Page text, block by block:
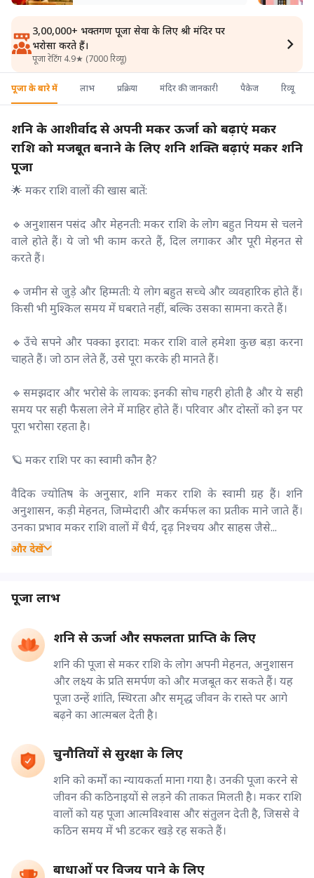
3,00,000+ भक्तगण पूजा सेवा के लिए श्री मंदिर पर
भरोसा करते हैं।
पूजा रेटिंग 4.9★ (7000 रिव्यू)
पूजा के बारे में लाभ प्रक्रिया मंदिर की जानकारी पैकेज रिव्यू
शनि के आशीर्वाद से अपनी मकर ऊर्जा को बढ़ाएं मकर
राशि को मजबूत बनाने के लिए शनि शक्ति बढ़ाएं मकर शनि
पूजा
🌟 मकर राशि वालों की खास बातें:
🔹अनुशासन पसंद और मेहनती: मकर राशि के लोग बहुत नियम से चलने
वाले होते हैं। ये जो भी काम करते हैं, दिल लगाकर और पूरी मेहनत से
करते हैं।
🔹जमीन से जुड़े और हिम्मती: ये लोग बहुत सच्चे और व्यवहारिक होते हैं।
किसी भी मुश्किल समय में घबराते नहीं, बल्कि उसका सामना करते हैं।
🔹उँचे सपने और पक्का इरादा: मकर राशि वाले हमेशा कुछ बड़ा करना
चाहते हैं। जो ठान लेते हैं, उसे पूरा करके ही मानते हैं।
🔹समझदार और भरोसे के लायक: इनकी सोच गहरी होती है और ये सही
समय पर सही फैसला लेने में माहिर होते हैं। परिवार और दोस्तों को इन पर
पूरा भरोसा रहता है।
🪐 मकर राशि पर का स्वामी कौन है?
वैदिक ज्योतिष के अनुसार, शनि मकर राशि के स्वामी ग्रह हैं। शनि
अनुशासन, कड़ी मेहनत, जिम्मेदारी और कर्मफल का प्रतीक माने जाते हैं।
उनका प्रभाव मकर राशि वालों में धैर्य, दृढ़ निश्चय और साहस जैसे...
और देखें
पूजा लाभ
शनि से ऊर्जा और सफलता प्राप्ति के लिए
शनि की पूजा से मकर राशि के लोग अपनी मेहनत, अनुशासन
और लक्ष्य के प्रति समर्पण को और मजबूत कर सकते हैं। यह
पूजा उन्हें शांति, स्थिरता और समृद्ध जीवन के रास्ते पर आगे
बढ़ने का आत्मबल देती है।
चुनौतियों से सुरक्षा के लिए
शनि को कर्मों का न्यायकर्ता माना गया है। उनकी पूजा करने से
जीवन की कठिनाइयों से लड़ने की ताकत मिलती है। मकर राशि
वालों को यह पूजा आत्मविश्वास और संतुलन देती है, जिससे वे
कठिन समय में भी डटकर खड़े रह सकते हैं।
बाधाओं पर विजय पाने के लिए